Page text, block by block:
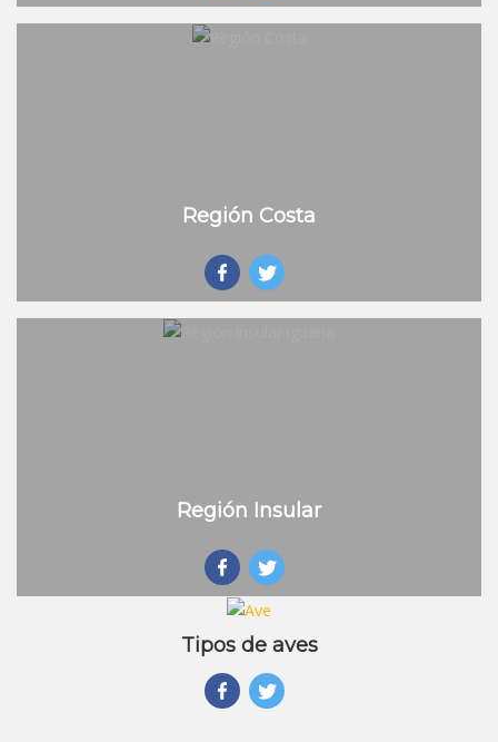
Región Costa
Región Insular
Tipos de aves